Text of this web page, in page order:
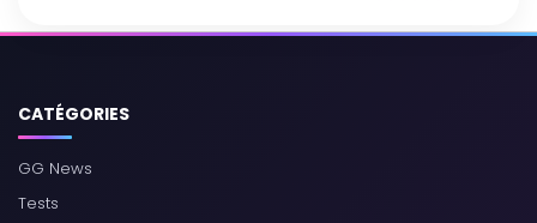
CATÉGORIES
GG News
Tests